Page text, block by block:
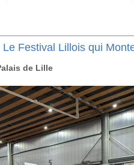
Festival Lillois qui
de Lille